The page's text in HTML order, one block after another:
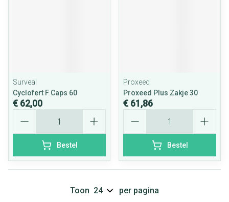
Surveal
Cyclofert F Caps 60
€ 62,00
Bestel
Proxeed
Proxeed Plus Zakje 30
€ 61,86
Bestel
Toon per pagina